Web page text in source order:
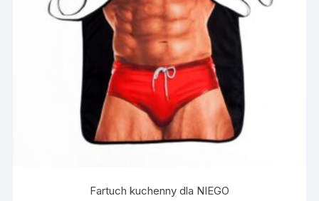
Fartuch kuchenny dla NIEGO